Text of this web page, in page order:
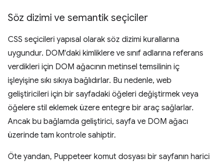
Söz dizimi ve semantik seçiciler
CSS seçicileri yapısal olarak söz dizimi kurallarına
uygundur. DOM'daki kimliklere ve sınıf adlarına referans
verdikleri için DOM ağacının metinsel temsilinin iç
işleyişine sıkı sıkıya bağlıdırlar. Bu nedenle, web
geliştiricileri için bir sayfadaki öğeleri değiştirmek veya
öğelere stil eklemek üzere entegre bir araç sağlarlar.
Ancak bu bağlamda geliştirici, sayfa ve DOM ağacı
üzerinde tam kontrole sahiptir.
Öte yandan, Puppeteer komut dosyası bir sayfanın harici